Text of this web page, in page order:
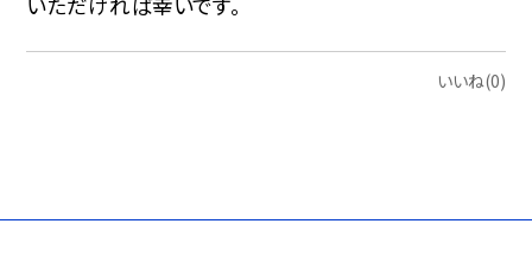
いいね(0)